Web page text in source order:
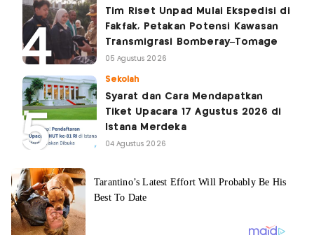
Tim Riset Unpad Mulai Ekspedisi di
Fakfak, Petakan Potensi Kawasan
Transmigrasi Bomberay–Tomage
05 Agustus 2026
Sekolah
Syarat dan Cara Mendapatkan
Tiket Upacara 17 Agustus 2026 di
Istana Merdeka
04 Agustus 2026